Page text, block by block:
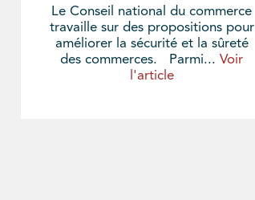
Le Conseil national du commerce
travaille sur des propositions pour
améliorer la sécurité et la sûreté
des commerces. Parmi...Voir
l'article